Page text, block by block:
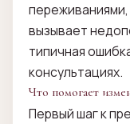
переживаниями,
вызывает
типичная
консультациях.
Что помогает
Первый шаг к